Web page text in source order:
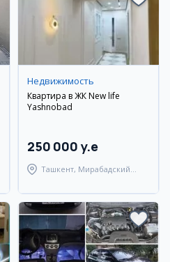
Недвижимость
Квартира в ЖК New life
Yashnobad
250 000 y.e
Ташкент, Мирабадский